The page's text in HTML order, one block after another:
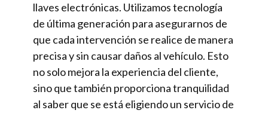
llaves electrónicas. Utilizamos tecnología
de última generación para asegurarnos de
que cada intervención se realice de manera
precisa y sin causar daños al vehículo. Esto
no solo mejora la experiencia del cliente,
sino que también proporciona tranquilidad
al saber que se está eligiendo un servicio de